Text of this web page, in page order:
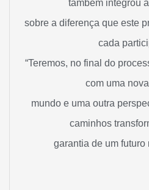
também integrou
sobre a diferença que este
cada
“Teremos, no final do
com uma
mundo e uma outra
caminhos
garantia de um futuro